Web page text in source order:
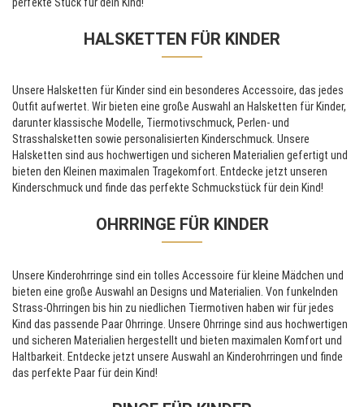
HALSKETTEN FÜR KINDER
Unsere Halsketten für Kinder sind ein besonderes Accessoire, das jedes
Outfit aufwertet. Wir bieten eine große Auswahl an Halsketten für Kinder,
darunter klassische Modelle, Tiermotivschmuck, Perlen- und
Strasshalsketten sowie personalisierten Kinderschmuck. Unsere
Halsketten sind aus hochwertigen und sicheren Materialien gefertigt und
bieten den Kleinen maximalen Tragekomfort. Entdecke jetzt unseren
Kinderschmuck und finde das perfekte Schmuckstück für dein Kind!
OHRRINGE FÜR KINDER
Unsere Kinderohrringe sind ein tolles Accessoire für kleine Mädchen und
bieten eine große Auswahl an Designs und Materialien. Von funkelnden
Strass-Ohrringen bis hin zu niedlichen Tiermotiven haben wir für jedes
Kind das passende Paar Ohrringe. Unsere Ohrringe sind aus hochwertigen
und sicheren Materialien hergestellt und bieten maximalen Komfort und
Haltbarkeit. Entdecke jetzt unsere Auswahl an Kinderohrringen und finde
das perfekte Paar für dein Kind!